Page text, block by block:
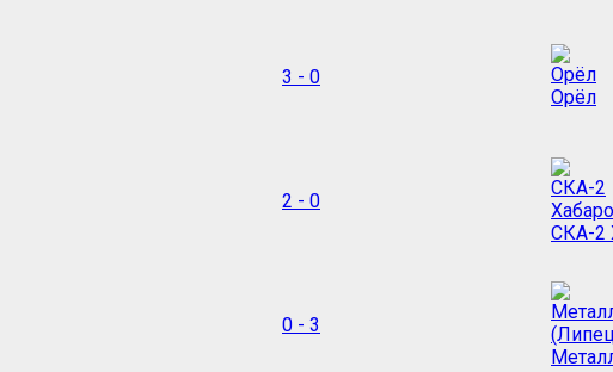
3 - 0
Орёл
2 - 0
СКА-2
0 - 3